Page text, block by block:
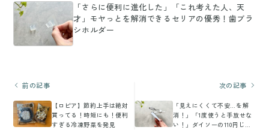
「さらに便利に進化した」「これ考えた人、天
才」モヤっとを解消できるセリアの優秀！歯ブラ
シホルダー
前の記事
【ロピア】節約上手は絶対
買ってる！時短にも！便利
すぎる冷凍野菜を発見
次の記事
「見えにくくて不安…を解
消！」「1度使うと手放せな
い！」ダイソーの110円じゃ